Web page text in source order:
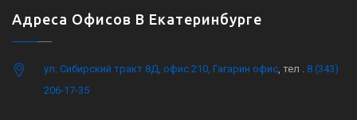
Адреса Офисов В Екатеринбурге
ул. Сибирский тракт 8Д, офис 210, Гагарин офис , тел . 8 (343)
206-17-35